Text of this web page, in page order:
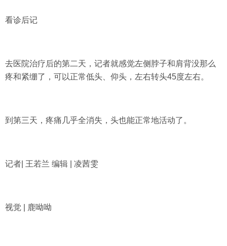
看诊后记
去医院治疗后的第二天，记者就感觉左侧脖子和肩背没那么
疼和紧绷了，可以正常低头、仰头，左右转头45度左右。
到第三天，疼痛几乎全消失，头也能正常地活动了。
记者 | 王若兰 编辑 | 凌茜雯
视觉 | 鹿呦呦